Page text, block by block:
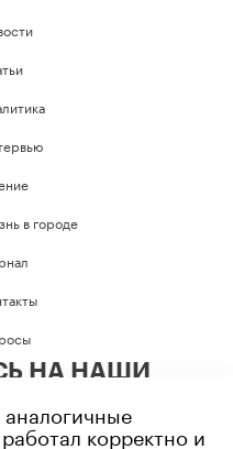
в городе
НА НАШИ
корректно и